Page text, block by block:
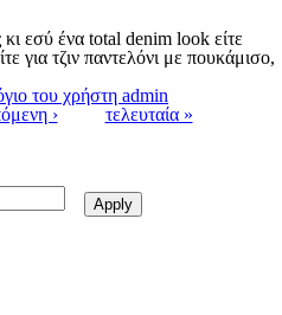
κι εσύ ένα total denim look είτε
για τζιν παντελόνι με πουκάμισο,
comboτου χρήστη admin
› τελευταία »